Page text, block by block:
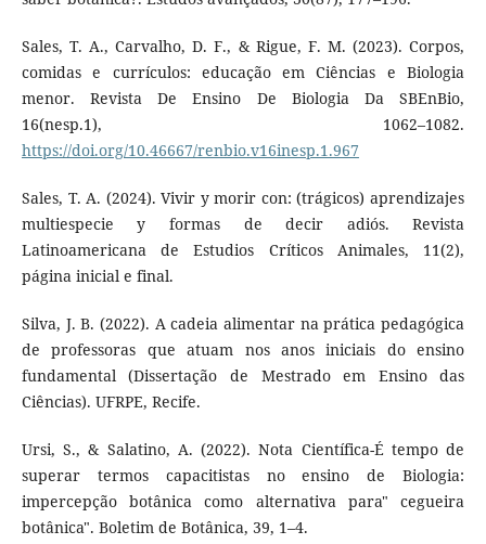
Sales, T. A., Carvalho, D. F., & Rigue, F. M. (2023). Corpos,
comidas e currículos: educação em Ciências e Biologia
menor. Revista De Ensino De Biologia Da SBEnBio,
16(nesp.1), 1062–1082.
https://doi.org/10.46667/renbio.v16inesp.1.967
Sales, T. A. (2024). Vivir y morir con: (trágicos) aprendizajes
multiespecie y formas de decir adiós. Revista
Latinoamericana de Estudios Críticos Animales, 11(2),
página inicial e final.
Silva, J. B. (2022). A cadeia alimentar na prática pedagógica
de professoras que atuam nos anos iniciais do ensino
fundamental (Dissertação de Mestrado em Ensino das
Ciências). UFRPE, Recife.
Ursi, S., & Salatino, A. (2022). Nota Científica-É tempo de
superar termos capacitistas no ensino de Biologia:
impercepção botânica como alternativa para" cegueira
botânica". Boletim de Botânica, 39, 1–4.